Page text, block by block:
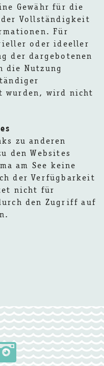
Gewähr für die
Vollständigkeit
Für
oder ideeller
der dargebotenen
die Nutzung
wurden, wird nicht
zu anderen
den Websites
am See keine
der Verfügbarkeit
nicht für
den Zugriff auf